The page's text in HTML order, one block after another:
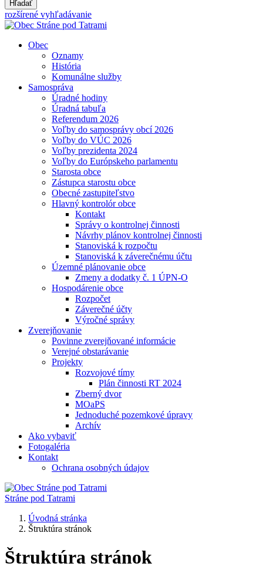
Hľadať
rozšírené vyhľadávanie
Obec
Oznamy
História
Komunálne služby
Samospráva
Úradné hodiny
Úradná tabuľa
Referendum 2026
Voľby do samosprávy obcí 2026
Voľby do VÚC 2026
Voľby prezidenta 2024
Voľby do Európskeho parlamentu
Starosta obce
Zástupca starostu obce
Obecné zastupiteľstvo
Hlavný kontrolór obce
Kontakt
Správy o kontrolnej činnosti
Návrhy plánov kontrolnej činnosti
Stanoviská k rozpočtu
Stanoviská k záverečnému účtu
Územné plánovanie obce
Zmeny a dodatky č. 1 ÚPN-O
Hospodárenie obce
Rozpočet
Záverečné účty
Výročné správy
Zverejňovanie
Povinne zverejňované informácie
Verejné obstarávanie
Projekty
Rozvojové tímy
Plán činnosti RT 2024
Zberný dvor
MOaPS
Jednoduché pozemkové úpravy
Archív
Ako vybaviť
Fotogaléria
Kontakt
Ochrana osobných údajov
Stráne pod Tatrami
Úvodná stránka
Štruktúra stránok
Štruktúra stránok